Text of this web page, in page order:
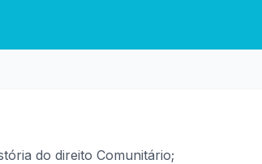
do direito Comunitário;